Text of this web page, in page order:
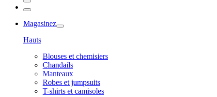
Magasinez
Hauts
Blouses et chemisiers
Chandails
Manteaux
Robes et jumpsuits
T-shirts et camisoles